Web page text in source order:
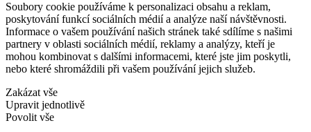
Soubory cookie používáme k personalizaci obsahu a reklam,
poskytování funkcí sociálních médií a analýze naší návštěvnosti.
Informace o vašem používání našich stránek také sdílíme s našimi
partnery v oblasti sociálních médií, reklamy a analýzy, kteří je
mohou kombinovat s dalšími informacemi, které jste jim poskytli,
nebo které shromáždili při vašem používání jejich služeb.
Zakázat vše
Upravit jednotlivě
Povolit vše